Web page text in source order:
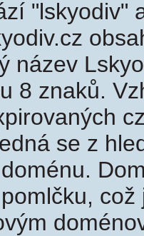
"lskyodiv"
název
8 znaků.
se z